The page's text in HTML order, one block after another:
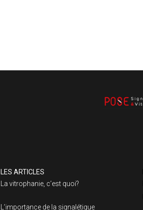
LES ARTICLES
La vitrophanie, c’est quoi?
L’importance de la signalétique